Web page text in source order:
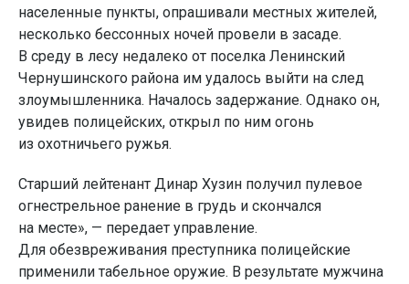
населенные пункты, опрашивали местных жителей,
несколько бессонных ночей провели в засаде.
В среду в лесу недалеко от поселка Ленинский
Чернушинского района им удалось выйти на след
злоумышленника. Началось задержание. Однако он,
увидев полицейских, открыл по ним огонь
из охотничьего ружья.
Старший лейтенант Динар Хузин получил пулевое
огнестрельное ранение в грудь и скончался
на месте», — передает управление.
Для обезвреживания преступника полицейские
применили табельное оружие. В результате мужчина